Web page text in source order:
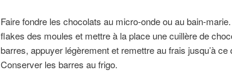
Faire fondre les chocolats au micro-onde ou au bain-
flakes des moules et mettre à la place une cuillère de
barres, appuyer légèrement et remettre au frais jusqu’à
Conserver les barres au frigo.